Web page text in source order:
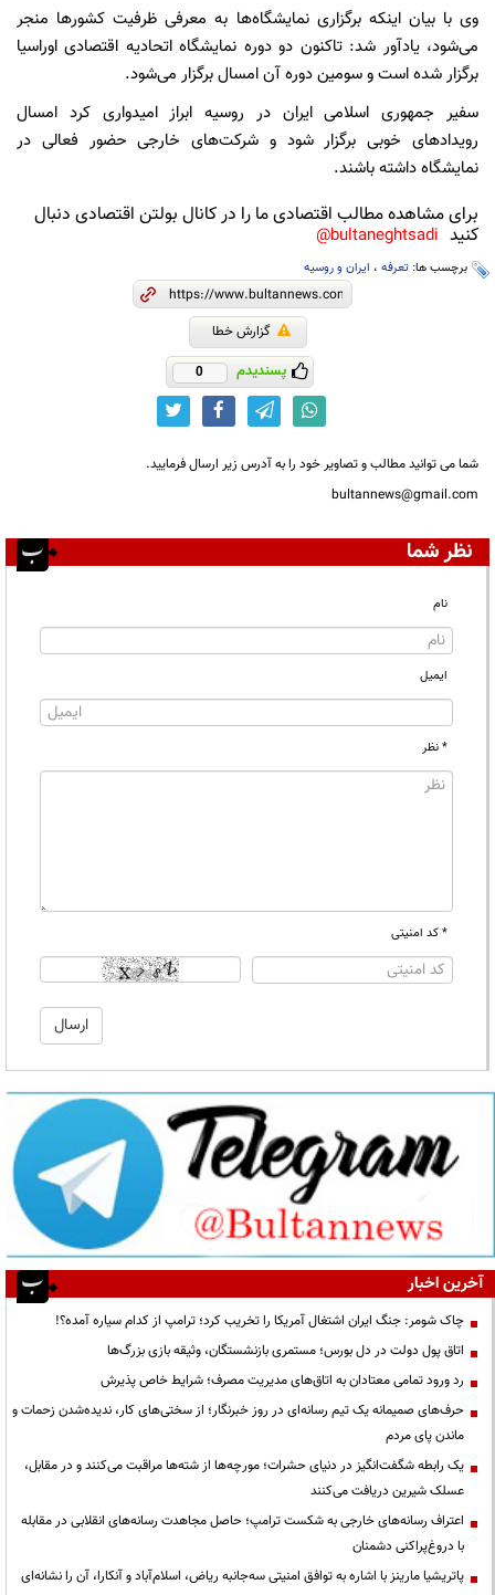
وی با بیان اینکه برگزاری نمایشگاه‌ها به معرفی ظرفیت کشور‌ها منجر
می‌شود، یادآور شد: تاکنون دو دوره نمایشگاه اتحادیه اقتصادی اوراسیا
برگزار شده است و سومین دوره آن امسال برگزار می‌شود.
سفیر جمهوری اسلامی ایران در روسیه ابراز امیدواری کرد امسال
رویداد‌های خوبی برگزار شود و شرکت‌های خارجی حضور فعالی در
نمایشگاه داشته باشند.
برای مشاهده مطالب اقتصادی ما را در کانال بولتن اقتصادی دنبال
کنید bultaneghtsadi@
برچسب ها: تعرفه ، ایران و روسیه
گزارش خطا
پسندیدم 0
شما می توانید مطالب و تصاویر خود را به آدرس زیر ارسال فرمایید.
bultannews@gmail.com
نظر شما
نام
ایمیل
* نظر
* کد امنیتی
آخرین اخبار
چاک شومر: جنگ ایران اشتغال آمریکا را تخریب کرد؛ ترامپ از کدام سیاره آمده؟!
اتاق پول دولت در دل بورس؛ مستمری بازنشستگان، وثیقه بازی بزرگ‌ها
رد ورود تمامی معتادان به اتاق‌های مدیریت مصرف؛ شرایط خاص پذیرش
حرف‌های صمیمانه یک تیم رسانه‌ای در روز خبرنگار؛ از سختی‌های کار، ندیده‌شدن زحمات و
ماندن پای مردم
یک رابطه شگفت‌انگیز در دنیای حشرات؛ مورچه‌ها از شته‌ها مراقبت می‌کنند و در مقابل،
عسلک شیرین دریافت می‌کنند
اعتراف رسانه‌های خارجی به شکست ترامپ؛ حاصل مجاهدت رسانه‌های انقلابی در مقابله
با دروغ‌پراکنی دشمنان
پاتریشیا مارینز با اشاره به توافق امنیتی سه‌جانبه ریاض، اسلام‌آباد و آنکارا، آن را نشانه‌ای